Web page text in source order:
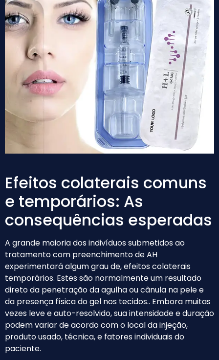
Efeitos colaterais comuns
e temporários: As
consequências esperadas
A grande maioria dos indivíduos submetidos ao
tratamento com preenchimento de AH
experimentará algum grau de, efeitos colaterais
temporários. Estes são normalmente um resultado
direto da penetração da agulha ou cânula na pele e
da presença física do gel nos tecidos.. Embora muitas
vezes leve e auto-resolvido, sua intensidade e duração
podem variar de acordo com o local da injeção,
produto usado, técnica, e fatores individuais do
paciente.